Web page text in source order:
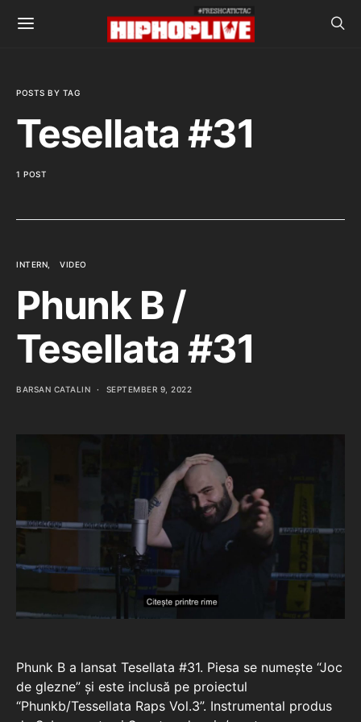
POSTS BY TAG
Tesellata #31
1 POST
INTERN VIDEO
Phunk B /
Tesellata #31
BARSAN CATALIN SEPTEMBER 9, 2022
Phunk B a lansat Tesellata #31. Piesa se numește “Joc
de glezne” și este inclusă pe proiectul
“Phunkb/Tessellata Raps Vol.3”. Instrumental produs